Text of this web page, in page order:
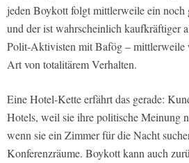
jeden Boykott folgt mittlerweile ein noch
und der ist wahrscheinlich kaufkräftiger
Polit-Aktivisten mit Bafög – mittlerweile
Art von totalitärem Verhalten.
Eine Hotel-Kette erfährt das gerade:
Hotels, weil sie ihre politische Meinung
wenn sie ein Zimmer für die Nacht
Konferenzräume. Boykott kann auch